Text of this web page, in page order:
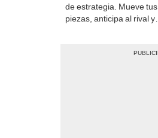
de estrategia. Mueve tus
piezas, anticipa al rival y